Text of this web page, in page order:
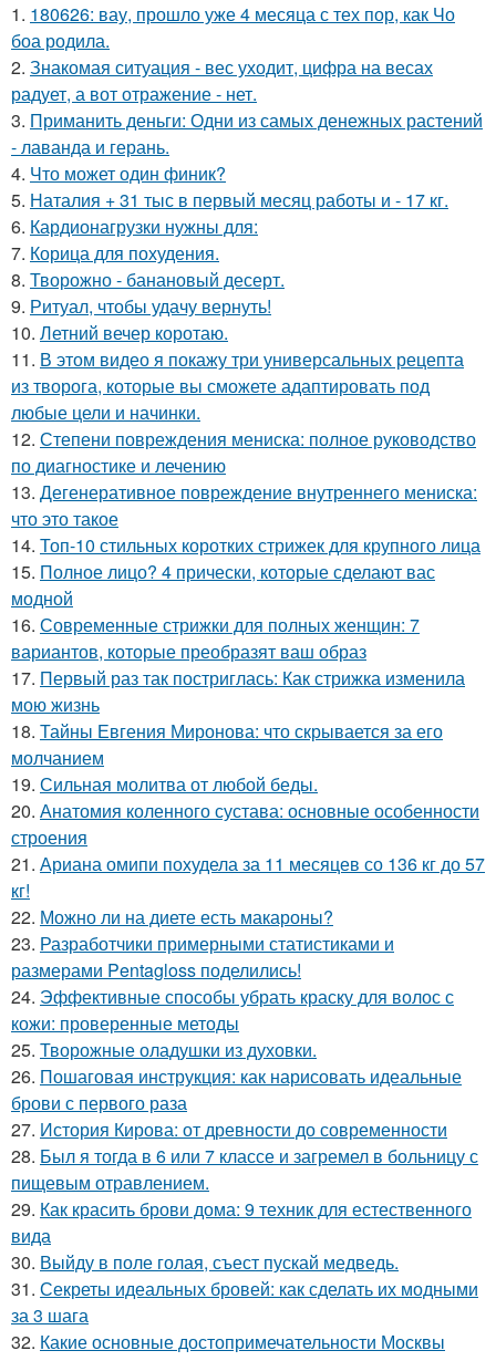
1. 180626: вау, прошло уже 4 месяца с тех пор, как Чо
боа родила.
2. Знакомая ситуация - вес уходит, цифра на весах
радует, а вот отражение - нет.
3. Приманить деньги: Одни из самых денежных растений
- лаванда и герань.
4. Что может один финик?
5. Наталия + 31 тыс в первый месяц работы и - 17 кг.
6. Кардионагрузки нужны для:
7. Корица для похудения.
8. Творожно - банановый десерт.
9. Ритуал, чтобы удачу вернуть!
10. Летний вечер коротаю.
11. В этом видео я покажу три универсальных рецепта
из творога, которые вы сможете адаптировать под
любые цели и начинки.
12. Степени повреждения мениска: полное руководство
по диагностике и лечению
13. Дегенеративное повреждение внутреннего мениска:
что это такое
14. Топ-10 стильных коротких стрижек для крупного лица
15. Полное лицо? 4 прически, которые сделают вас
модной
16. Современные стрижки для полных женщин: 7
вариантов, которые преобразят ваш образ
17. Первый раз так постриглась: Как стрижка изменила
мою жизнь
18. Тайны Евгения Миронова: что скрывается за его
молчанием
19. Сильная молитва от любой беды.
20. Анатомия коленного сустава: основные особенности
строения
21. Ариана омипи похудела за 11 месяцев со 136 кг до 57
кг!
22. Можно ли на диете есть макароны?
23. Разработчики примерными статистиками и
размерами Pentagloss поделились!
24. Эффективные способы убрать краску для волос с
кожи: проверенные методы
25. Творожные оладушки из духовки.
26. Пошаговая инструкция: как нарисовать идеальные
брови с первого раза
27. История Кирова: от древности до современности
28. Был я тогда в 6 или 7 классе и загремел в больницу с
пищевым отравлением.
29. Как красить брови дома: 9 техник для естественного
вида
30. Выйду в поле голая, съест пускай медведь.
31. Секреты идеальных бровей: как сделать их модными
за 3 шага
32. Какие основные достопримечательности Москвы